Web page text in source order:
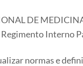
DE
Regimento Interno
normas e